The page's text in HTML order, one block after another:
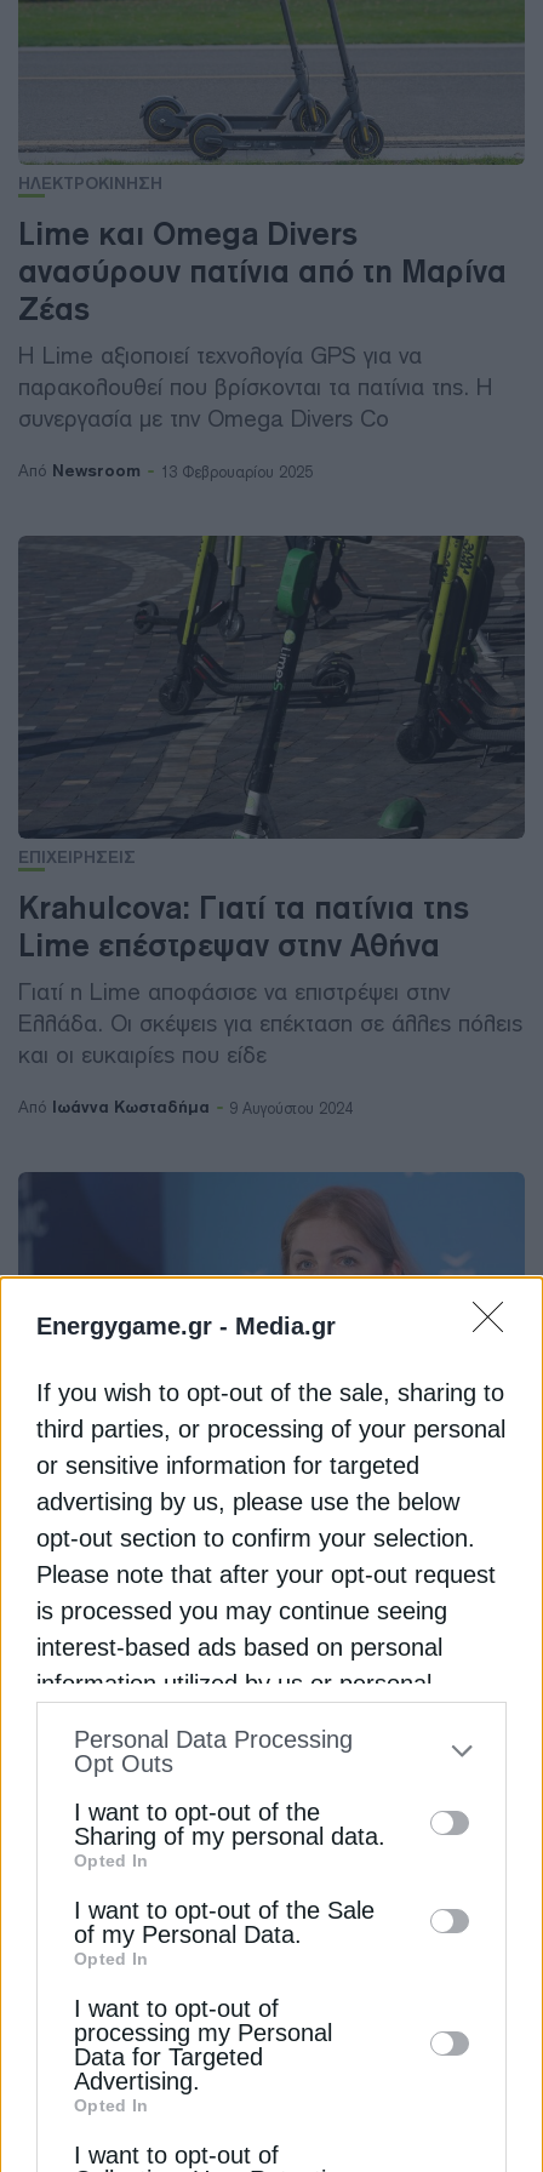
Energygame.gr - Media.gr
If you wish to opt-out of the sale, sharing to
third parties, or processing of your personal
or sensitive information for targeted
advertising by us, please use the below
opt-out section to confirm your selection.
Please note that after your opt-out request
is processed you may continue seeing
interest-based ads based on personal
information utilized by us or personal
to your opt-out. You may separately opt-out
information by third parties on the IAB’s list
of downstream participants. This
information may also be disclosed by us to
third parties on theIAB’s List of
Downstream Participants
disclose it to other third parties.
Personal Data Processing
Opt Outs
I want to opt-out of the
Sharing of my personal data.
Opted In
I want to opt-out of the Sale
of my Personal Data.
Opted In
I want to opt-out of
processing my Personal
Data for Targeted
Advertising.
Opted In
I want to opt-out of
ΗΛΕΚΤΡΟΚΙΝΗΣΗ
Lime και Omega Divers
ανασύρουν πατίνια από τη Μαρίνα
Ζέας
Η Lime αξιοποιεί τεχνολογία GPS για να
παρακολουθεί που βρίσκονται τα πατίνια της. Η
συνεργασία με την Omega Divers Co
Από Newsroom 13 Φεβρουαρίου 2025
ΕΠΙΧΕΙΡΗΣΕΙΣ
Krahulcova: Γιατί τα πατίνια της
Lime επέστρεψαν στην Αθήνα
Γιατί η Lime αποφάσισε να επιστρέψει στην
Ελλάδα. Οι σκέψεις για επέκταση σε άλλες πόλεις
και οι ευκαιρίες που είδε
Από Ιωάννα Κωσταδήμα 9 Αυγούστου 2024
ΕΠΙΧΕΙΡΗΣΕΙΣ
Lime: Επιστρέφει τον Ιούνιο στην
Ελλάδα
Η επάνοδος της «Lime» θα αρχίσει από την Αθήνα
και τη Θεσσαλονίκη, χωρίς να αποκλείεται η
επέκταση και σε άλλες πόλεις της Ελλάδας
Newsroom 30 Απριλίου 2024